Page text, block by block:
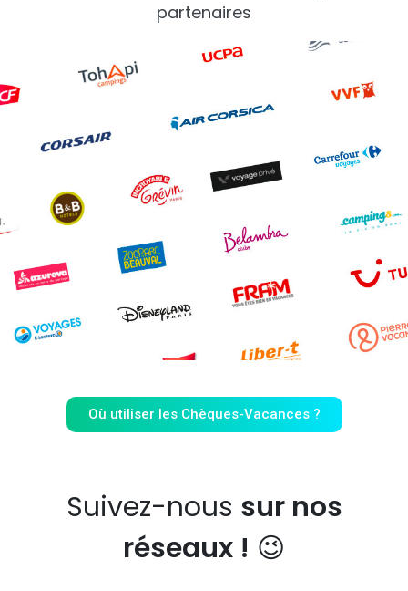
partenaires
Où utiliser les Chèques-Vacances ?
Suivez-nous sur nos
réseaux ! 😉